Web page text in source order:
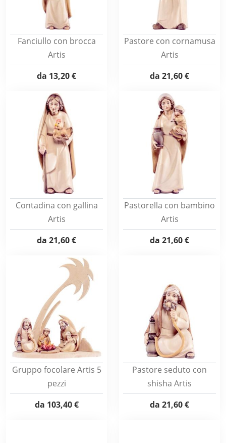
Fanciullo con brocca
Artis
da 13,20 €
Pastore con cornamusa
Artis
da 21,60 €
Contadina con gallina
Artis
da 21,60 €
Pastorella con bambino
Artis
da 21,60 €
Gruppo focolare Artis 5
pezzi
da 103,40 €
Pastore seduto con
shisha Artis
da 21,60 €